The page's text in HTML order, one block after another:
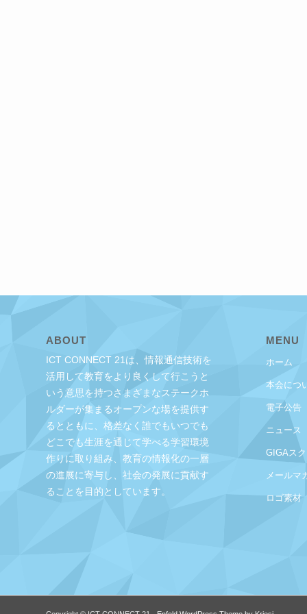
ABOUT
ICT CONNECT 21は、情報通信技術を
活用して教育をより良くして行こうと
いう意思を持つさまざまなステークホ
ルダーが集まるオープンな場を提供す
るとともに、格差なく誰でもいつでも
どこでも生涯を通じて学べる学習環境
作りに取り組み、教育の情報化の一層
の進展に寄与し、社会の発展に貢献す
ることを目的としています。
MENU
ホーム
本会につ
電子公告
ニュース
GIGAス
メールマ
ロゴ素材